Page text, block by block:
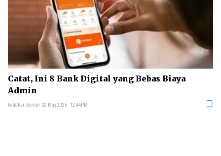
Catat, Ini 8 Bank Digital yang Bebas Biaya
Admin
Redaksi Daerah 20 May 2025 - 12:44PM